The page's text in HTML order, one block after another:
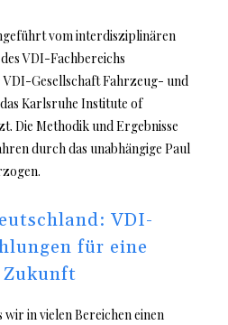
vom interdisziplinären
VDI-Fachbereichs
Gesellschaft Fahrzeug- und
Karlsruhe Institute of
Die Methodik und Ergebnisse
durch das unabhängige Paul
VDI-
für eine
wir in vielen Bereichen einen